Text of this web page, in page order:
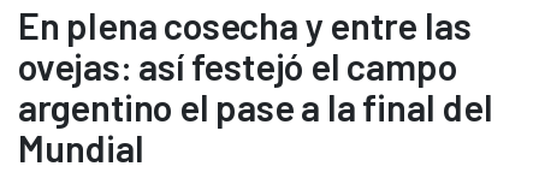
En plena cosecha y entre las
ovejas: así festejó el campo
argentino el pase a la final del
Mundial